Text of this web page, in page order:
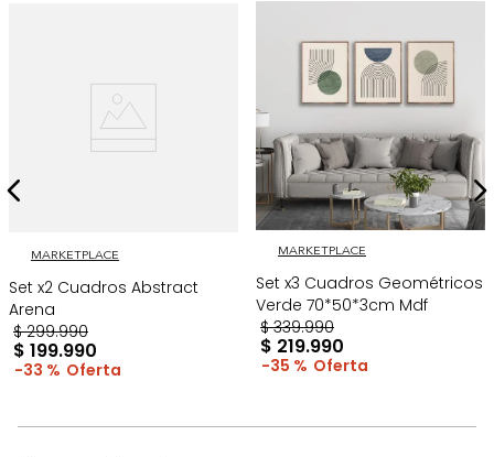
MARKETPLACE
Set x2 Cuadros Abstract
Arena
$ 299.990
$ 199.990
33 %
MARKETPLACE
Set x3 Cuadros Geométricos
Verde 70*50*3cm Mdf
$ 339.990
$ 219.990
35 %